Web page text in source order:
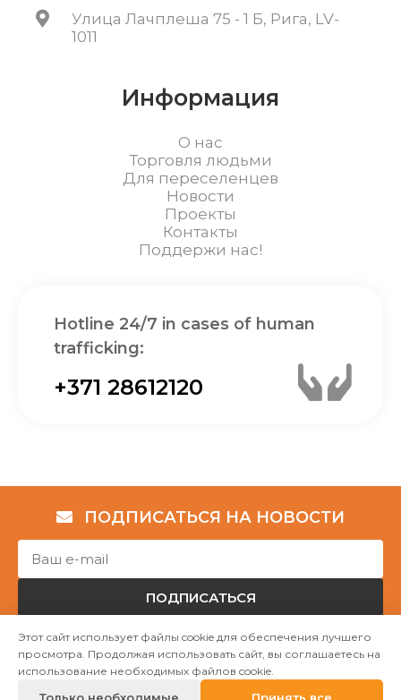
Улица Лачплеша 75 - 1 Б, Рига, LV-
1011
Информация
О нас
Торговля людьми
Для переселенцев
Новости
Проекты
Контакты
Поддержи нас!
Hotline 24/7 in cases of human
trafficking:
+371 28612120
ПОДПИСАТЬСЯ НА НОВОСТИ
ПОДПИСАТЬСЯ
Авторские права © НГО „Убежище "Надёжный дом""
Этот сайт использует файлы cookie для обеспечения лучшего
просмотра. Продолжая использовать сайт, вы соглашаетесь на
использование необходимых файлов cookie.